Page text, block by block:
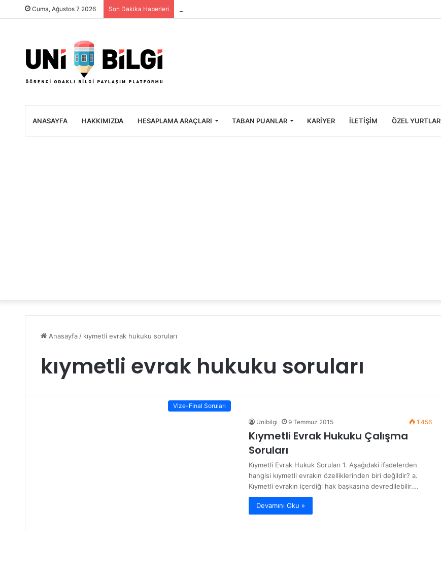
Cuma, Ağustos 7 2026 Son Dakika Haberleri
ANASAYFA HAKKIMIZDA HESAPLAMA ARAÇLARI TABAN PUANLAR KARIYER İLETIŞIM ÖZEL YURTLAR
Anasayfa / kıymetli evrak hukuku soruları
kıymetli evrak hukuku soruları
Vize-Final Soruları
Unibilgi 9 Temmuz 2015 1.456
Kıymetli Evrak Hukuku Çalışma
Soruları
Kıymetli Evrak Hukuk Soruları 1. Aşağıdaki ifadelerden
hangisi kıymetli evrakın özelliklerinden biri değildir? a.
Kıymetli evrakın içerdiği hak başkasına devredilebilir.…
Devamını Oku »